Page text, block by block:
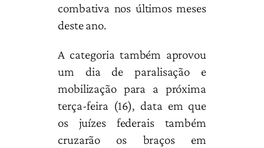
combativa nos últimos meses
deste ano.
A categoria também aprovou
um dia de paralisação e
mobilização para a próxima
terça-feira (16), data em que
os juízes federais também
cruzarão os braços em